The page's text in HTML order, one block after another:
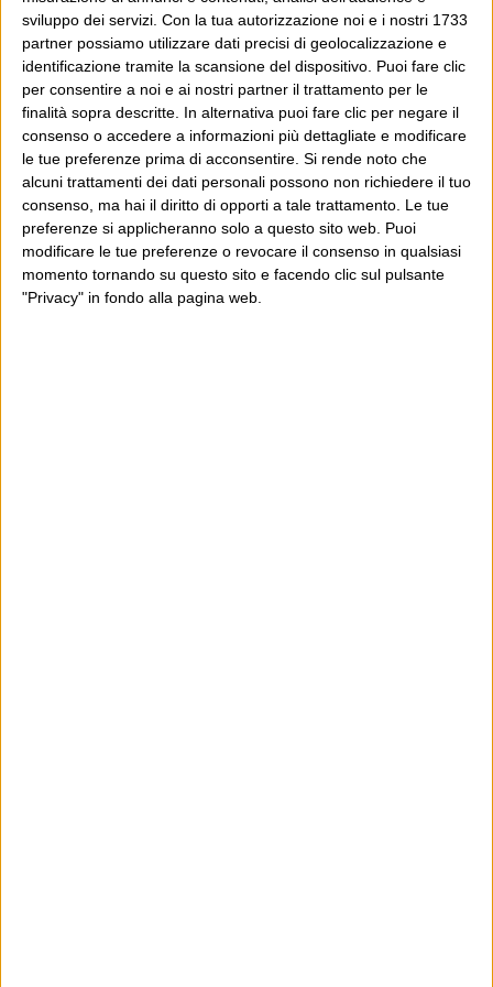
sviluppo dei servizi. Con la tua autorizzazione noi e i nostri 1733
partner possiamo utilizzare dati precisi di geolocalizzazione e
identificazione tramite la scansione del dispositivo. Puoi fare clic
per consentire a noi e ai nostri partner il trattamento per le
finalità sopra descritte. In alternativa puoi fare clic per negare il
consenso o accedere a informazioni più dettagliate e modificare
le tue preferenze prima di acconsentire. Si rende noto che
alcuni trattamenti dei dati personali possono non richiedere il tuo
consenso, ma hai il diritto di opporti a tale trattamento. Le tue
preferenze si applicheranno solo a questo sito web. Puoi
modificare le tue preferenze o revocare il consenso in qualsiasi
momento tornando su questo sito e facendo clic sul pulsante
"Privacy" in fondo alla pagina web.
– per me – che era da giovane spilluzzicare nelle librerie
delle case in cui capitavo e scoprire inizi favolosi o
noiosi, o soltanto sapere cosa c’era dietro a un titolo e a
una copertina.
È una risposta – limitata, superficiale, esigua – alla
spinta principale che portò a un certo punto molti di noi
a mettersi a leggere (intendo leggere molti libri):la
consapevolezza e vergogna di non sapere niente. E ora
che siamo entrati nell’ordine di idee che non